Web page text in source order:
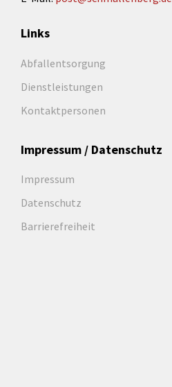
Links
Abfallentsorgung
Dienstleistungen
Kontaktpersonen
Impressum / Datenschutz
Impressum
Datenschutz
Barrierefreiheit